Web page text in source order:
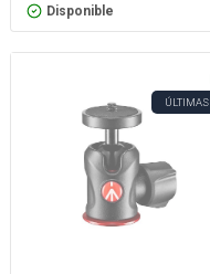
Disponible
ÚLTIMAS